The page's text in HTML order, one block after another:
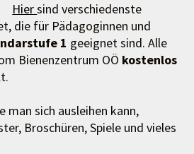
Hiersind verschiedenste
die für Pädagoginnen und
1 geeignet sind. Alle
Bienenzentrum OÖ kostenlos
man sich ausleihen kann,
Broschüren, Spiele und vieles